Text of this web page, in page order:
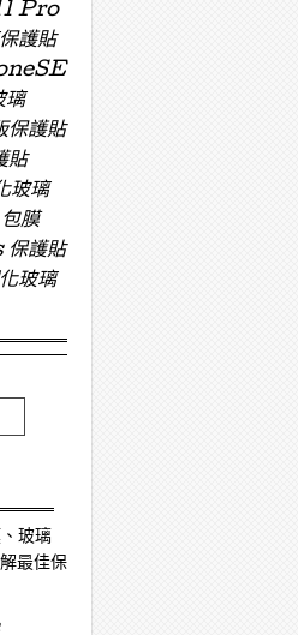
Pro
護貼
護貼
貼
玻璃
膜
護貼
玻璃
玻璃
最佳保